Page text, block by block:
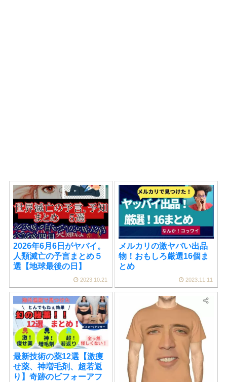
2026年6月6日がヤバイ。
人類滅亡の予言まとめ５
選【地球最後の日】
2023.10.21
メルカリの激ヤバい出品
物！おもしろ厳選16個ま
とめ
2023.11.11
最新技術の薬12選【激痩
せ薬、神増毛剤、超若返
り】奇跡のビフォーアフ